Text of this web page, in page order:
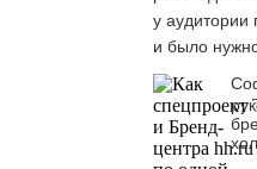
у аудитории
и было